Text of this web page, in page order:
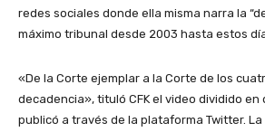
redes sociales donde ella misma narra la
máximo tribunal desde 2003 hasta estos
«De la Corte ejemplar a la Corte de los
decadencia», tituló CFK el video dividido en
publicó a través de la plataforma Twitter.